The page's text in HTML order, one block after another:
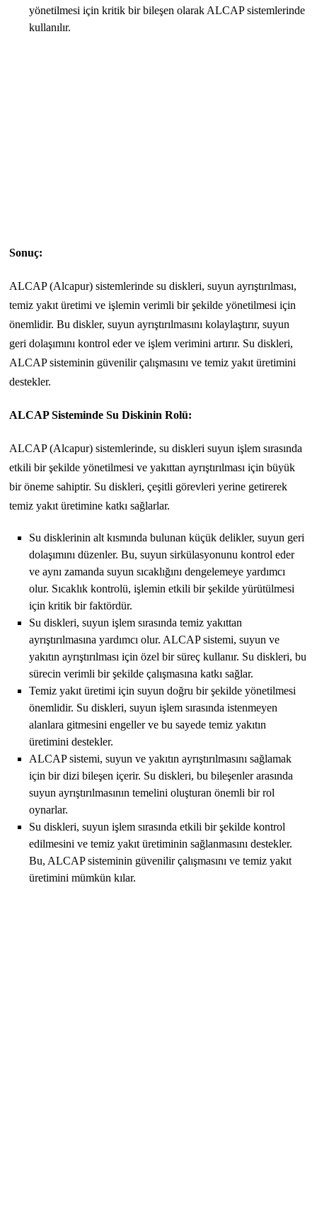
yönetilmesi için kritik bir bileşen olarak ALCAP sistemlerinde
kullanılır.
Sonuç:
ALCAP (Alcapur) sistemlerinde su diskleri, suyun ayrıştırılması,
temiz yakıt üretimi ve işlemin verimli bir şekilde yönetilmesi için
önemlidir. Bu diskler, suyun ayrıştırılmasını kolaylaştırır, suyun
geri dolaşımını kontrol eder ve işlem verimini artırır. Su diskleri,
ALCAP sisteminin güvenilir çalışmasını ve temiz yakıt üretimini
destekler.
ALCAP Sisteminde Su Diskinin Rolü:
ALCAP (Alcapur) sistemlerinde, su diskleri suyun işlem sırasında
etkili bir şekilde yönetilmesi ve yakıttan ayrıştırılması için büyük
bir öneme sahiptir. Su diskleri, çeşitli görevleri yerine getirerek
temiz yakıt üretimine katkı sağlarlar.
Su disklerinin alt kısmında bulunan küçük delikler, suyun geri
dolaşımını düzenler. Bu, suyun sirkülasyonunu kontrol eder
ve aynı zamanda suyun sıcaklığını dengelemeye yardımcı
olur. Sıcaklık kontrolü, işlemin etkili bir şekilde yürütülmesi
için kritik bir faktördür.
Su diskleri, suyun işlem sırasında temiz yakıttan
ayrıştırılmasına yardımcı olur. ALCAP sistemi, suyun ve
yakıtın ayrıştırılması için özel bir süreç kullanır. Su diskleri, bu
sürecin verimli bir şekilde çalışmasına katkı sağlar.
Temiz yakıt üretimi için suyun doğru bir şekilde yönetilmesi
önemlidir. Su diskleri, suyun işlem sırasında istenmeyen
alanlara gitmesini engeller ve bu sayede temiz yakıtın
üretimini destekler.
ALCAP sistemi, suyun ve yakıtın ayrıştırılmasını sağlamak
için bir dizi bileşen içerir. Su diskleri, bu bileşenler arasında
suyun ayrıştırılmasının temelini oluşturan önemli bir rol
oynarlar.
Su diskleri, suyun işlem sırasında etkili bir şekilde kontrol
edilmesini ve temiz yakıt üretiminin sağlanmasını destekler.
Bu, ALCAP sisteminin güvenilir çalışmasını ve temiz yakıt
üretimini mümkün kılar.